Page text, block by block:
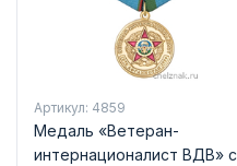
Артикул: 4859
Медаль «Ветеран-
интернационалист ВДВ» с